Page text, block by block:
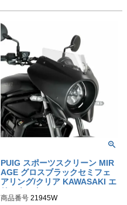
PUIG スポーツスクリーン MIR
AGE グロスブラックセミフェ
アリング/クリア KAWASAKI エ
リミネーター (2024)
商品番号 21945W